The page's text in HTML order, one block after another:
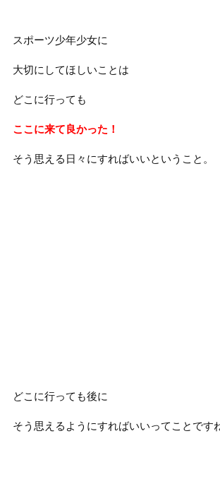
スポーツ少年少女に
大切にしてほしいことは
どこに行っても
ここに来て良かった！
そう思える日々にすればいいということ。
どこに行っても後に
そう思えるようにすればいいってことです